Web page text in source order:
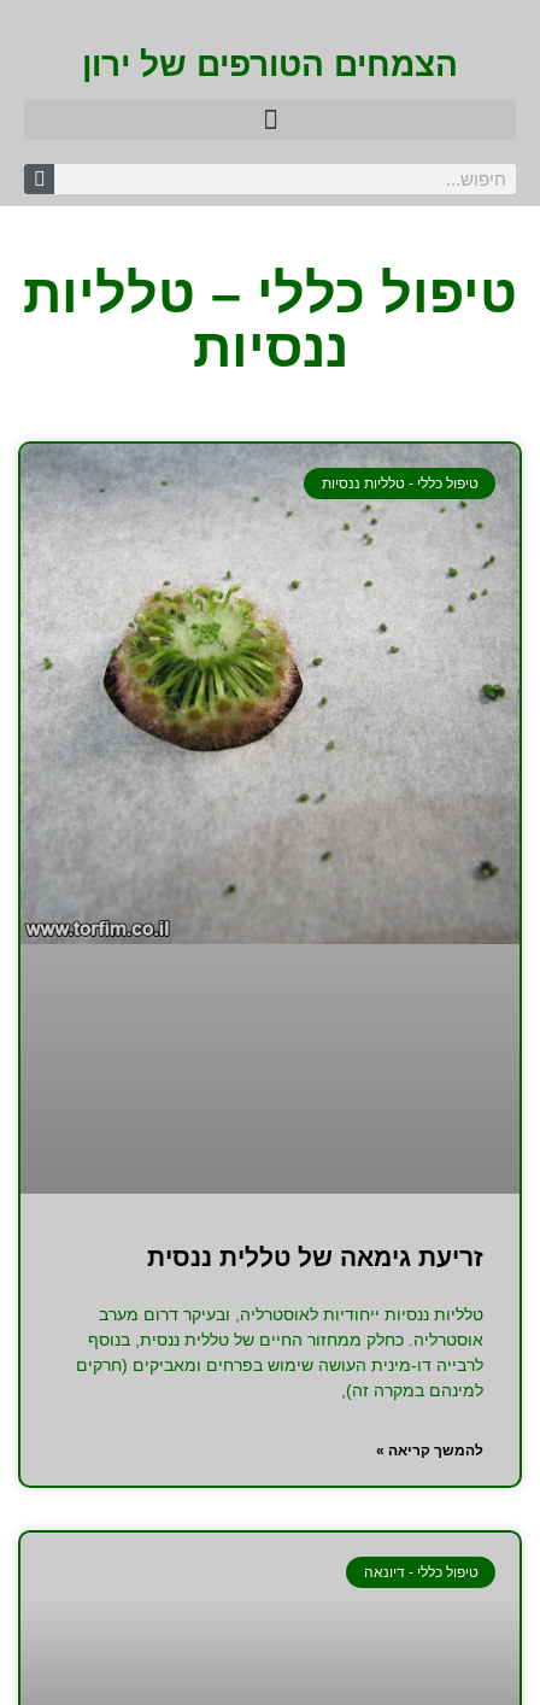
הצמחים הטורפים של ירון
טיפול כללי – טלליות
ננסיות
טיפול כללי - טלליות ננסיות
זריעת גימאה של טללית ננסית
טלליות ננסיות ייחודיות לאוסטרליה, ובעיקר דרום מערב
אוסטרליה. כחלק ממחזור החיים של טללית ננסית, בנוסף
לרבייה דו-מינית העושה שימוש בפרחים ומאביקים (חרקים
למינהם במקרה זה),
להמשך קריאה »
טיפול כללי - דיונאה